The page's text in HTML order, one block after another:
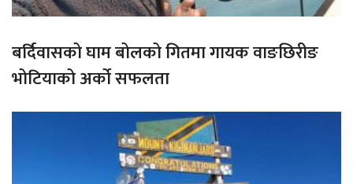
बर्दिवासको घाम बोलको गितमा गायक वाङछिरीङ
भोटियाको अर्को सफलता